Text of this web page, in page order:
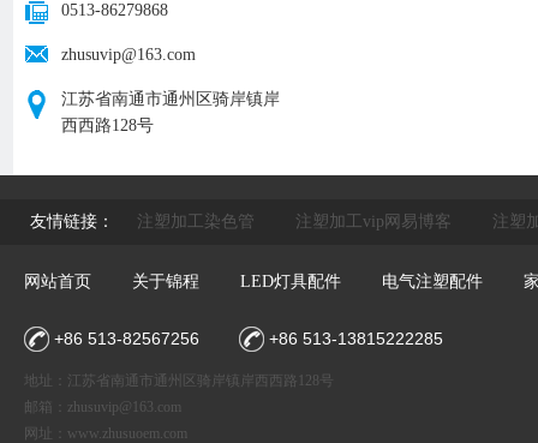
0513-86279868
zhusuvip@163.com
江苏省南通市通州区骑岸镇岸
西西路128号
友情链接： 注塑加工染色管 注塑加工vip网易博客 注塑
网站首页 关于锦程 LED灯具配件 电气注塑配件
+86 513-82567256 +86 513-13815222285
地址：江苏省南通市通州区骑岸镇岸西西路128号
邮箱： zhusuvip@163.com
网址： www.zhusuoem.com